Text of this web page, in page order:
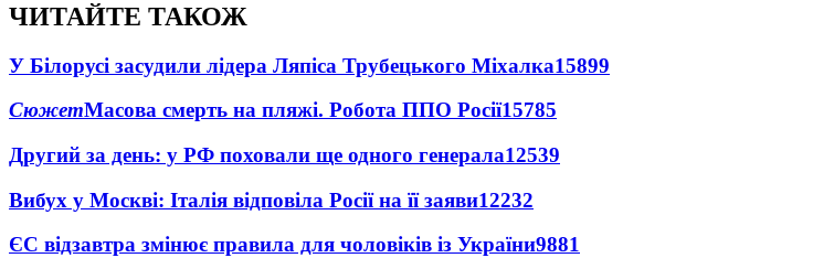
ЧИТАЙТЕ ТАКОЖ
У Білорусі засудили лідера Ляпіса Трубецького Міхалка15899
СюжетМасова смерть на пляжі. Робота ППО Росії15785
Другий за день: у РФ поховали ще одного генерала12539
Вибух у Москві: Італія відповіла Росії на її заяви12232
ЄС відзавтра змінює правила для чоловіків із України9881